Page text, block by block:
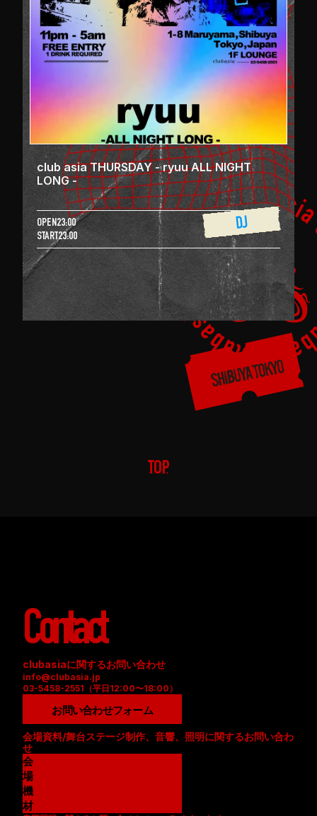
DJ
club asia THURSDAY - ryuu ALL NIGHT
LONG -
OPEN23:00
START23:00
TOP
Contact
clubasiaに関するお問い合わせ
info@clubasia.jp
03-5458-2551（平日12:00〜18:00）
お問い合わせフォーム
会場資料/舞台ステージ制作、音響、照明に関するお問い合わ
せ
会
場
資
料
機
材